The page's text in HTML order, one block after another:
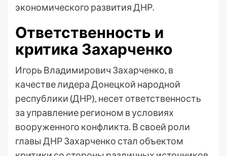
экономического развития ДНР.
Ответственность и
критика Захарченко
Игорь Владимирович Захарченко, в
качестве лидера Донецкой народной
республики (ДНР), несет ответственность
за управление регионом в условиях
вооруженного конфликта. В своей роли
главы ДНР Захарченко стал объектом